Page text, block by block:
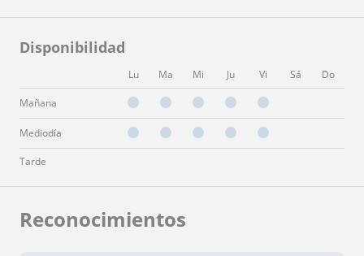
Disponibilidad
Lu Ma Mi Ju Vi Sá Do
Mañana
Mediodía
Tarde
Reconocimientos